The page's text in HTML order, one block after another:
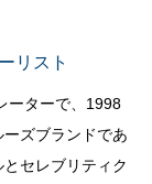
リスト
ーターで、1998
ズブランドであ
セレブリティク